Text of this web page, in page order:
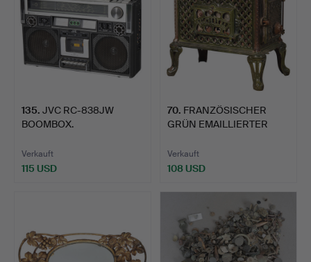
135. JVC RC-838JW
BOOMBOX.
Verkauft
115 USD
70. FRANZÖSISCHER
GRÜN EMAILLIERTER
Verkauft
108 USD